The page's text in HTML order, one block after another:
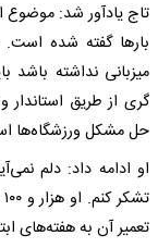
تاج یادآور شد: موضوع
بارها گفته شده است.
میزبانی نداشته باشد
گری از طریق
حل مشکل ورزشگاه‌ها
او ادامه داد: دلم
تعمیر آن به هفته‌های